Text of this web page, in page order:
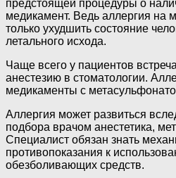
предстоящей процедуры о
медикамент. Ведь аллергия на
только ухудшить состояние
летального исхода.
Чаще всего у пациентов
анестезию в стоматологии.
медикаменты с
Аллергия может развиться
подбора врачом анестетика,
Специалист обязан знать
противопоказания к
обезболивающих средств.